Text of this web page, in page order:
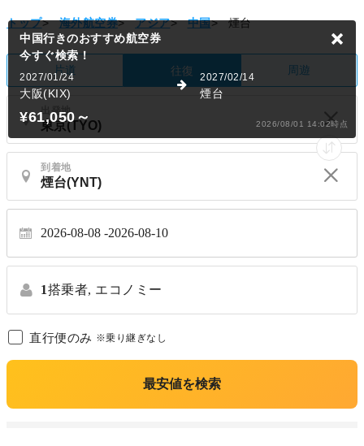
トップ> 海外航空券> アジア> 中国> 煙台
片道 往復 周遊
出発地
到着地
2026-08-08 2026-08-10
1搭乗者, エコノミー
直行便のみ ※乗り継ぎなし
最安値を検索
中国行きのおすすめ航空券
今すぐ検索！
2027/01/24
大阪(KIX)
2027/02/14
煙台
¥61,050～ 2026/08/01 14:02時点